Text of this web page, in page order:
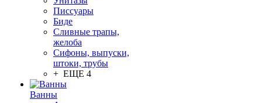
Писсуары
Биде
Сливные трапы,
желоба
Сифоны, выпуски,
штоки, трубы
+ ЕЩЕ 4
Ванны